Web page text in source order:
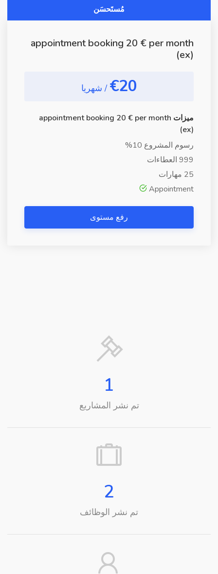
مُستَحسَن
appointment booking 20 € per month
(ex)
€20 / شهريا
ميزات appointment booking 20 € per month
(ex)
رسوم المشروع 10%
999 العطاءات
25 مهارات
Appointment
رفع مستوى
1
تم نشر المشاريع
2
تم نشر الوظائف